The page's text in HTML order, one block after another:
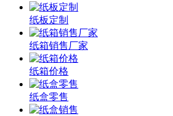
纸板定制
纸箱销售厂家
纸箱价格
纸盒零售